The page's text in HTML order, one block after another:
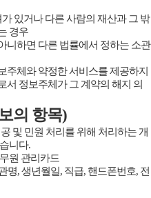
있거나 다른 사람의 재산과 그 밖
경우
니하면 다른 법률에서 정하는 소관
주체와 약정한 서비스를 제공하지
서 정보주체가 그 계약의 해지 의
의 항목)
및 민원 처리를 위해 처리하는 개
니다.
원 관리카드
명, 생년월일, 직급, 핸드폰번호, 전